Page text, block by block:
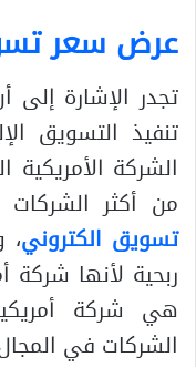
عرض سعر
تجدر الإشارة
الشركة الأمريكية
من أكثر
تسويق الكتروني
ربحية لأنها شركة
هي شركة
الشركات في